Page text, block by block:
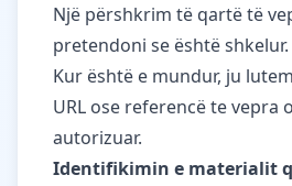
Një përshkrim të qartë të
pretendoni se është shkelur.
Kur është e mundur, ju
URL ose referencë te vepra
autorizuar.
Identifikimin e materialit